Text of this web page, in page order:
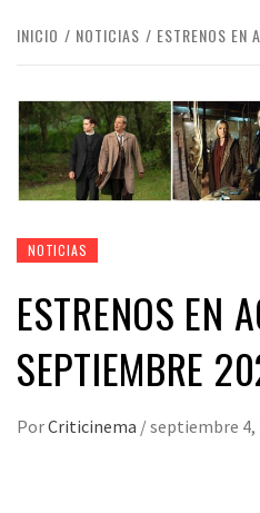
INICIO NOTICIAS ESTRENOS EN
NOTICIAS
ESTRENOS EN
SEPTIEMBRE
PorCriticinema /septiembre 4,